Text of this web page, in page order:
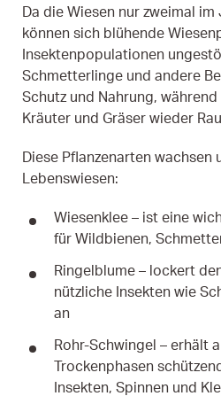
Da die Wiesen nur zweimal
können sich blühende
Insektenpopulationen
Schmetterlinge und andere
Schutz und Nahrung,
Kräuter und Gräser wieder
Diese Pflanzenarten
Lebenswiesen:
Wiesenklee – ist eine
für Wildbienen,
Ringelblume – lockert
nützliche Insekten wie
an
Rohr-Schwingel – erhält
Trockenphasen
Insekten, Spinnen und